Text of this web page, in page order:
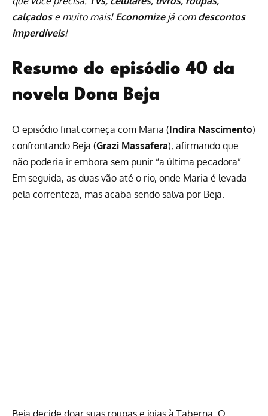
calçadose muito mais! Economizejá com descontos
imperdíveis!
Resumo do episódio 40 da
novela Dona Beja
O episódio final começa com Maria (Indira Nascimento)
confrontando Beja (Grazi Massafera), afirmando que
não poderia ir embora sem punir “a última pecadora”.
Em seguida, as duas vão até o rio, onde Maria é levada
pela correnteza, mas acaba sendo salva por Beja.
Beja decide doar suas roupas e joias à Taberna. O